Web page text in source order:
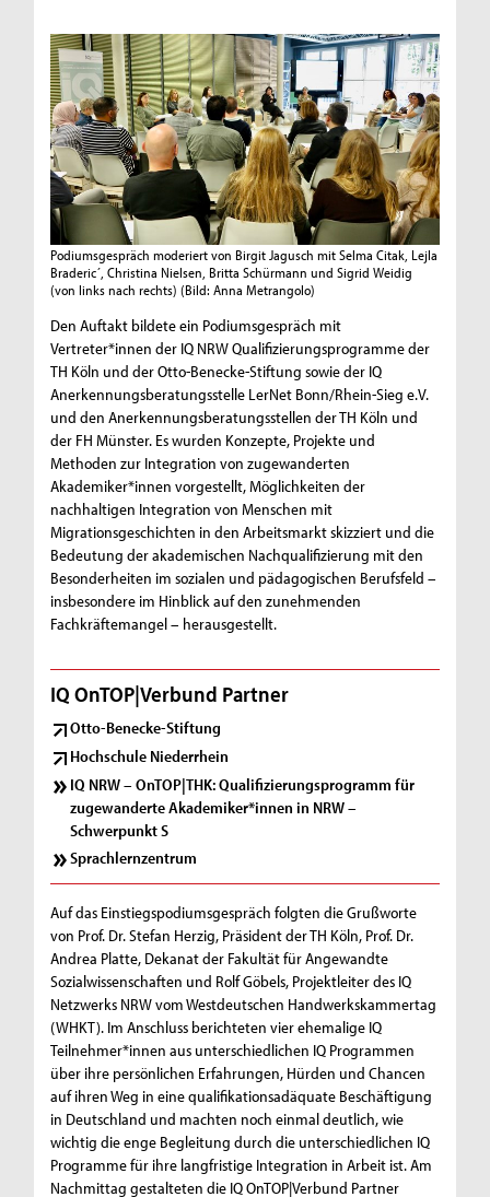
Podiumsgespräch moderiert von Birgit Jagusch mit Selma Citak, Lejla
Braderic´, Christina Nielsen, Britta Schürmann und Sigrid Weidig
(von links nach rechts) (Bild: Anna Metrangolo)
Den Auftakt bildete ein Podiumsgespräch mit
Vertreter*innen der IQ NRW Qualifizierungsprogramme der
TH Köln und der Otto-Benecke-Stiftung sowie der IQ
Anerkennungsberatungsstelle LerNet Bonn/Rhein-Sieg e.V.
und den Anerkennungsberatungsstellen der TH Köln und
der FH Münster. Es wurden Konzepte, Projekte und
Methoden zur Integration von zugewanderten
Akademiker*innen vorgestellt, Möglichkeiten der
nachhaltigen Integration von Menschen mit
Migrationsgeschichten in den Arbeitsmarkt skizziert und die
Bedeutung der akademischen Nachqualifizierung mit den
Besonderheiten im sozialen und pädagogischen Berufsfeld –
insbesondere im Hinblick auf den zunehmenden
Fachkräftemangel – herausgestellt.
IQ OnTOP|Verbund Partner
Otto-Benecke-Stiftung
Hochschule Niederrhein
IQ NRW – OnTOP|THK: Qualifizierungsprogramm für
zugewanderte Akademiker*innen in NRW –
Schwerpunkt S
Sprachlernzentrum
Auf das Einstiegspodiumsgespräch folgten die Grußworte
von Prof. Dr. Stefan Herzig, Präsident der TH Köln, Prof. Dr.
Andrea Platte, Dekanat der Fakultät für Angewandte
Sozialwissenschaften und Rolf Göbels, Projektleiter des IQ
Netzwerks NRW vom Westdeutschen Handwerkskammertag
(WHKT). Im Anschluss berichteten vier ehemalige IQ
Teilnehmer*innen aus unterschiedlichen IQ Programmen
über ihre persönlichen Erfahrungen, Hürden und Chancen
auf ihren Weg in eine qualifikationsadäquate Beschäftigung
in Deutschland und machten noch einmal deutlich, wie
wichtig die enge Begleitung durch die unterschiedlichen IQ
Programme für ihre langfristige Integration in Arbeit ist. Am
Nachmittag gestalteten die IQ OnTOP|Verbund Partner